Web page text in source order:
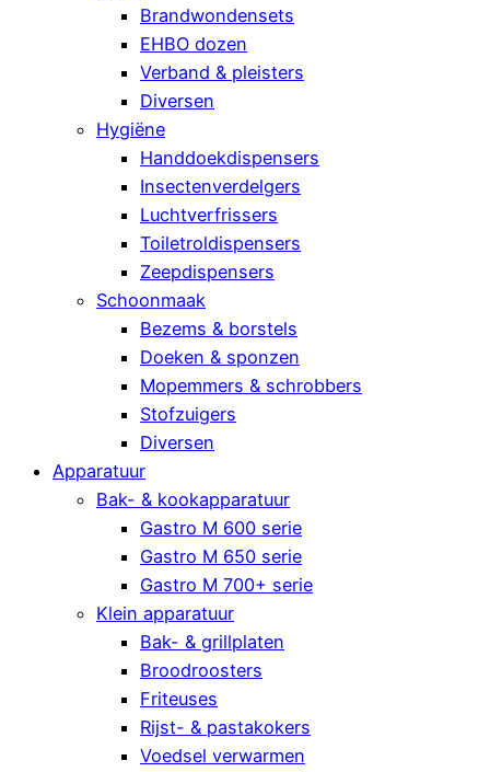
Brandwondensets
EHBO dozen
Verband & pleisters
Diversen
Hygiëne
Handdoekdispensers
Insectenverdelgers
Luchtverfrissers
Toiletroldispensers
Zeepdispensers
Schoonmaak
Bezems & borstels
Doeken & sponzen
Mopemmers & schrobbers
Stofzuigers
Diversen
Apparatuur
Bak- & kookapparatuur
Gastro M 600 serie
Gastro M 650 serie
Gastro M 700+ serie
Klein apparatuur
Bak- & grillplaten
Broodroosters
Friteuses
Rijst- & pastakokers
Voedsel verwarmen